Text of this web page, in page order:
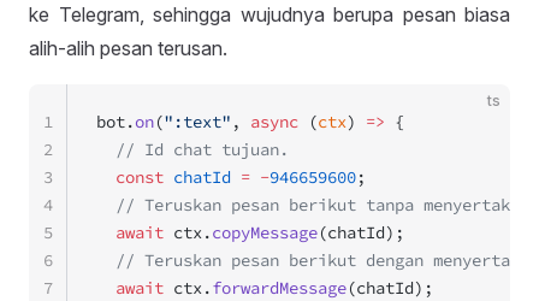
ke Telegram, sehingga wujudnya berupa pesan biasa
alih-alih pesan terusan.
ts
bot.on(":text" , async (ctx) => {
  // Id chat tujuan.
  const
chatId = -946659600;
// Teruskan pesan berikut tanpa menyertakan
  await
ctx.copyMessage(chatId);
// Teruskan pesan berikut dengan
  await
ctx.forwardMessage(chatId);
1
2
3
4
5
6
7